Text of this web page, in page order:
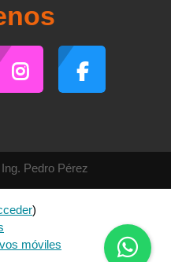
Pedro Pérez
)
móviles